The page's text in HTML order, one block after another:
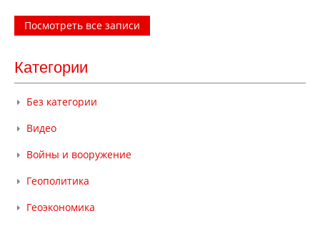
Посмотреть все записи
Категории
Без категории
Видео
Войны и вооружение
Геополитика
Геоэкономика